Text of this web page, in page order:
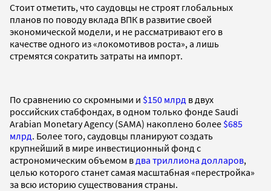
Стоит отметить, что саудовцы не строят глобальных
планов по поводу вклада ВПК в развитие своей
экономической модели, и не рассматривают его в
качестве одного из «локомотивов роста», а лишь
стремятся сократить затраты на импорт.
По сравнению со скромными и $150 млрд в двух
российских стабфондах, в одном только фонде Saudi
Arabian Monetary Agency (SAMA) накоплено более $685
млрд. Более того, саудовцы планируют создать
крупнейший в мире инвестиционный фонд с
астрономическим объемом в два триллиона долларов,
целью которого станет самая масштабная «перестройка»
за всю историю существования страны.